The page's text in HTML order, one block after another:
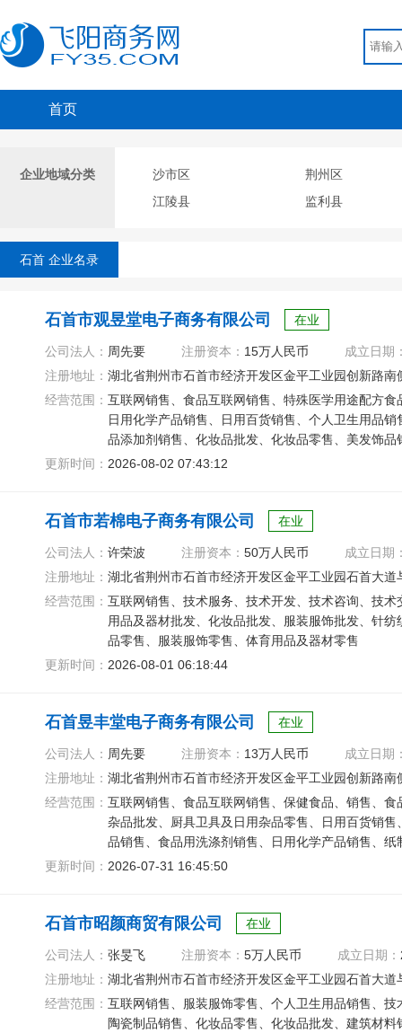
首页
企业地域分类 沙市区
荆州区
江陵县
监利县
石首 企业名录
石首市观昱堂电子商务有限公司 在业
公司法人： 周先要 注册资本： 15万人民币
成立日期
注册地址： 湖北省荆州市石首市经济开发区金平工业园创新路
经营范围： 互联网销售、食品互联网销售、特殊医学用途配方
日用化学产品销售、日用百货销售、个人卫生用品
品添加剂销售、化妆品批发、化妆品零售、美发饰
食品互联网销售
更新时间： 2026-08-02 07:43:12
石首市若棉电子商务有限公司 在业
公司法人： 许荣波 注册资本： 50万人民币
成立日期
注册地址： 湖北省荆州市石首市经济开发区金平工业园石首大
经营范围： 互联网销售、技术服务、技术开发、技术咨询、技
用品及器材批发、化妆品批发、服装服饰批发、针
品零售、服装服饰零售、体育用品及器材零售
更新时间： 2026-08-01 06:18:44
石首昱丰堂电子商务有限公司 在业
公司法人： 周先要 注册资本： 13万人民币
成立日期
注册地址： 湖北省荆州市石首市经济开发区金平工业园创新路
经营范围： 互联网销售、食品互联网销售、保健食品、销售、
杂品批发、厨具卫具及日用杂品零售、日用百货销
品销售、食品用洗涤剂销售、日用化学产品销售、
售、食品销售
更新时间： 2026-07-31 16:45:50
石首市昭颜商贸有限公司 在业
公司法人： 张旻飞 注册资本： 5万人民币 成立日期：
注册地址： 湖北省荆州市石首市经济开发区金平工业园石首大
经营范围： 互联网销售、服装服饰零售、个人卫生用品销售、
陶瓷制品销售、化妆品零售、化妆品批发、建筑材